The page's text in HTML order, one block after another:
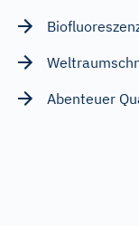
Abenteuer